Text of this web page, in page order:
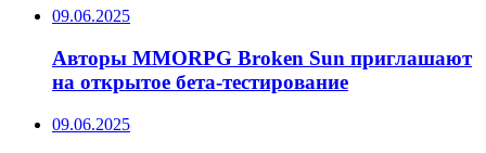
09.06.2025
Авторы MMORPG Broken Sun приглашают
на открытое бета-тестирование
09.06.2025